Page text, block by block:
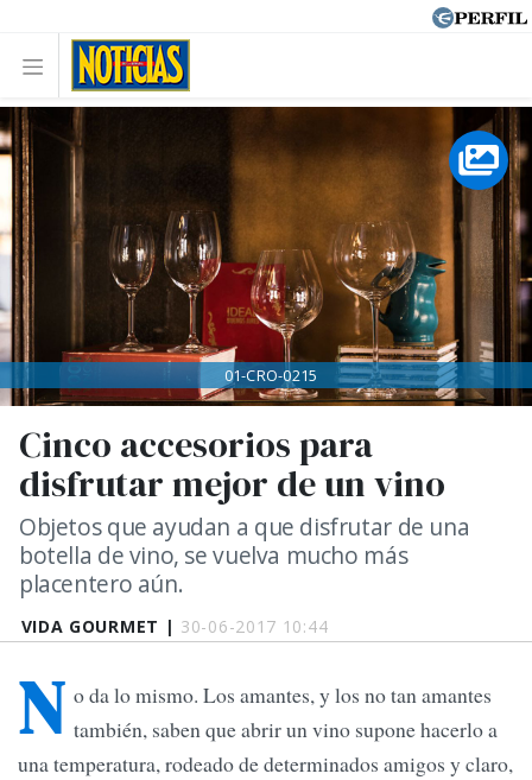
VIDA GOURMET | 30-06-2017 10:44
Cinco accesorios para
disfrutar mejor de un vino
Objetos que ayudan a que disfrutar de una
botella de vino, se vuelva mucho más
placentero aún.
01-CRO-0215
N o da lo mismo. Los amantes, y los no tan amantes
también, saben que abrir un vino supone hacerlo a
una temperatura, rodeado de determinados amigos y claro,